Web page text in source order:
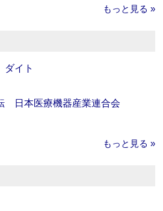
もっと見る »
イト
日本医療機器産業連合会
もっと見る »